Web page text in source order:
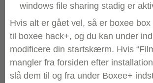
windows file sharing stadig er
Hvis alt er gået vel, så er boxee
til boxee hack+, og du kan under
modificere din startskærm. Hvis
mangler fra forsiden efter
slå dem til og fra under Boxee+